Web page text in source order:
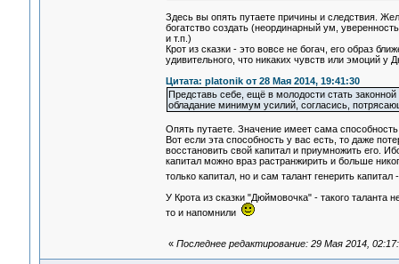
Здесь вы опять путаете причины и следствия.
богатство создать (неординарный ум,
и т.п.)
Крот из сказки - это вовсе не богач, его образ
удивительного, что никаких чувств или эмоций у
Цитата: platonik от 28 Мая 2014, 19:41:30
Представь себе, ещё в молодости стать
обладание минимум усилий, согласись,
Опять путаете. Значение имеет сама способность
Вот если эта способность у вас есть, то даже
восстановить свой капитал и приумножить его.
капитал можно враз растранжирить и больше
только капитал, но и сам талант генерить капитал
У Крота из сказки "Дюймовочка" - такого
то и напомнили
« Последнее редактирование: 29 Мая 2014,